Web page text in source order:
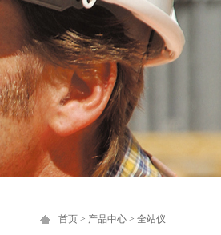
首页 > 产品中心 > 全站仪